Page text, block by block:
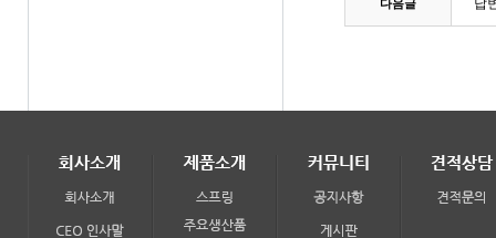
다음글 답